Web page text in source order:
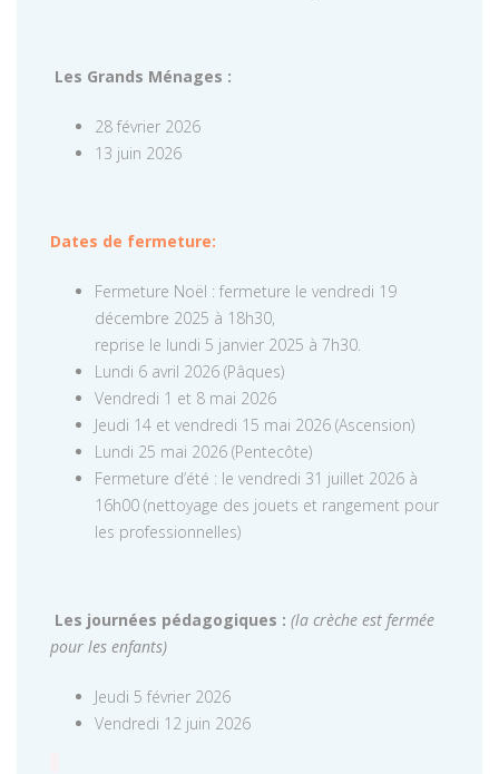
Les Grands Ménages :
28 février 2026
13 juin 2026
Dates de fermeture:
Fermeture Noël : fermeture le vendredi 19
décembre 2025 à 18h30,
reprise le lundi 5 janvier 2025 à 7h30.
Lundi 6 avril 2026 (Pâques)
Vendredi 1 et 8 mai 2026
Jeudi 14 et vendredi 15 mai 2026 (Ascension)
Lundi 25 mai 2026 (Pentecôte)
Fermeture d’été : le vendredi 31 juillet 2026 à
16h00 (nettoyage des jouets et rangement pour
les professionnelles)
Les journées pédagogiques : (la crèche est fermée
pour les enfants)
Jeudi 5 février 2026
Vendredi 12 juin 2026